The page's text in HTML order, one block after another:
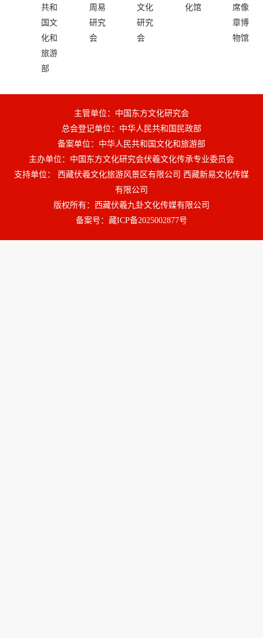
共和
国文
化和
旅游
部
周易
研究
会
文化
研究
会
化馆
席像
章博
物馆
主管单位：中国东方文化研究会
总会登记单位：中华人民共和国民政部
备案单位：中华人民共和国文化和旅游部
主办单位：中国东方文化研究会伏羲文化传承专业委员会
支持单位： 西藏伏羲文化旅游风景区有限公司 西藏新易文化传媒
有限公司
版权所有：西藏伏羲九卦文化传媒有限公司
备案号： 藏ICP备2025002877号